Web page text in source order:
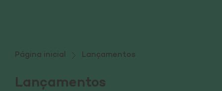
Página inicial Lançamentos
Lançamentos